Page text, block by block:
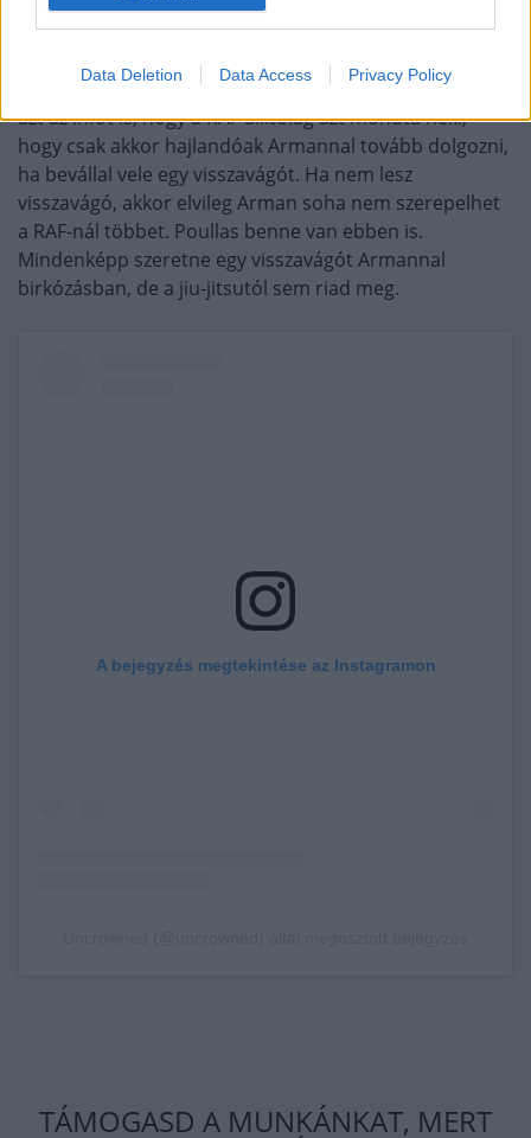
Data Deletion Data Access Privacy Policy
UPDATE: Poullas az Ariel Helwani Show-ban elmondta,
hogy bár rábólintott a meccsre, még nem írta alá a
szerződést, mert még nem küldték el neki. Hozzátette
azt az infót is, hogy a RAF állítólag azt mondta neki,
hogy csak akkor hajlandóak Armannal tovább dolgozni,
ha bevállal vele egy visszavágót. Ha nem lesz
visszavágó, akkor elvileg Arman soha nem szerepelhet
a RAF-nál többet. Poullas benne van ebben is.
Mindenképp szeretne egy visszavágót Armannal
birkózásban, de a jiu-jitsutól sem riad meg.
A bejegyzés megtekintése az Instagramon
TÁMOGASD A MUNKÁNKAT, MERT